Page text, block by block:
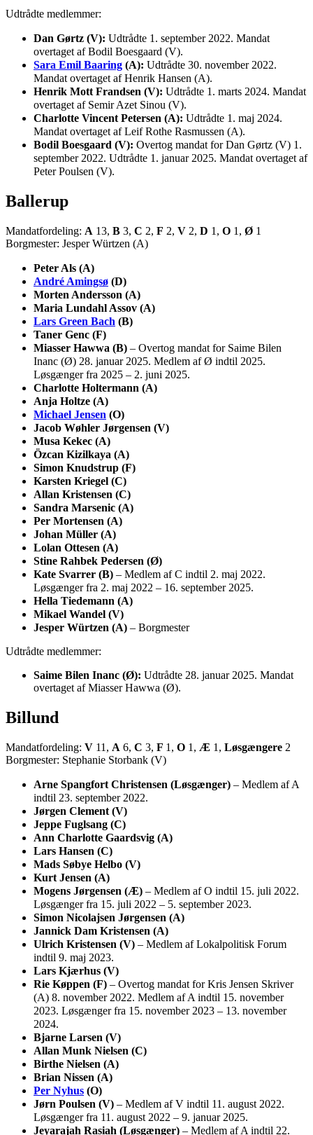
Udtrådte medlemmer:
Dan Gørtz (V): Udtrådte 1. september 2022. Mandat
overtaget af Bodil Boesgaard (V).
Sara Emil Baaring (A): Udtrådte 30. november 2022.
Mandat overtaget af Henrik Hansen (A).
Henrik Mott Frandsen (V): Udtrådte 1. marts 2024. Mandat
overtaget af Semir Azet Sinou (V).
Charlotte Vincent Petersen (A): Udtrådte 1. maj 2024.
Mandat overtaget af Leif Rothe Rasmussen (A).
Bodil Boesgaard (V): Overtog mandat for Dan Gørtz (V) 1.
september 2022. Udtrådte 1. januar 2025. Mandat overtaget af
Peter Poulsen (V).
Ballerup
Mandatfordeling: A 13, B 3, C 2, F 2, V 2, D 1, O 1, Ø 1
Borgmester: Jesper Würtzen (A)
Peter Als (A)
André Amingsø (D)
Morten Andersson (A)
Maria Lundahl Assov (A)
Lars Green Bach (B)
Taner Genc (F)
Miasser Hawwa (B) – Overtog mandat for Saime Bilen
Inanc (Ø) 28. januar 2025. Medlem af Ø indtil 2025.
Løsgænger fra 2025 – 2. juni 2025.
Charlotte Holtermann (A)
Anja Holtze (A)
Michael Jensen (O)
Jacob Wøhler Jørgensen (V)
Musa Kekec (A)
Özcan Kizilkaya (A)
Simon Knudstrup (F)
Karsten Kriegel (C)
Allan Kristensen (C)
Sandra Marsenic (A)
Per Mortensen (A)
Johan Müller (A)
Lolan Ottesen (A)
Stine Rahbek Pedersen (Ø)
Kate Svarrer (B) – Medlem af C indtil 2. maj 2022.
Løsgænger fra 2. maj 2022 – 16. september 2025.
Hella Tiedemann (A)
Mikael Wandel (V)
Jesper Würtzen (A) – Borgmester
Udtrådte medlemmer:
Saime Bilen Inanc (Ø): Udtrådte 28. januar 2025. Mandat
overtaget af Miasser Hawwa (Ø).
Billund
Mandatfordeling: V 11, A 6, C 3, F 1, O 1, Æ 1, Løsgængere 2
Borgmester: Stephanie Storbank (V)
Arne Spangfort Christensen (Løsgænger) – Medlem af A
indtil 23. september 2022.
Jørgen Clement (V)
Jeppe Fuglsang (C)
Ann Charlotte Gaardsvig (A)
Lars Hansen (C)
Mads Søbye Helbo (V)
Kurt Jensen (A)
Mogens Jørgensen (Æ) – Medlem af O indtil 15. juli 2022.
Løsgænger fra 15. juli 2022 – 5. september 2023.
Simon Nicolajsen Jørgensen (A)
Jannick Dam Kristensen (A)
Ulrich Kristensen (V) – Medlem af Lokalpolitisk Forum
indtil 9. maj 2023.
Lars Kjærhus (V)
Rie Køppen (F) – Overtog mandat for Kris Jensen Skriver
(A) 8. november 2022. Medlem af A indtil 15. november
2023. Løsgænger fra 15. november 2023 – 13. november
2024.
Bjarne Larsen (V)
Allan Munk Nielsen (C)
Birthe Nielsen (A)
Brian Nissen (A)
Per Nyhus (O)
Jørn Poulsen (V) – Medlem af V indtil 11. august 2022.
Løsgænger fra 11. august 2022 – 9. januar 2025.
Jeyarajah Rasiah (Løsgænger) – Medlem af A indtil 22.